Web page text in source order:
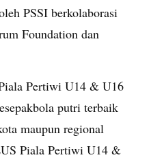
PSSI berkolaborasi
Foundation dan
Pertiwi U14 & U16
putri terbaik
maupun regional
Piala Pertiwi U14 &